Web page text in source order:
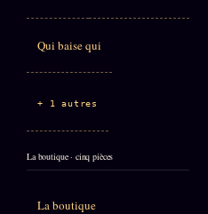
Qui baise qui
+ 1 autres
La boutique · cinq pièces
La boutique